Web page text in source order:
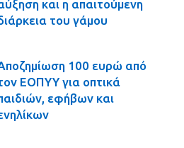
και η απαιτούμενη
του γάμου
100 ευρώ από
ΕΟΠΥΥ για οπτικά
εφήβων και